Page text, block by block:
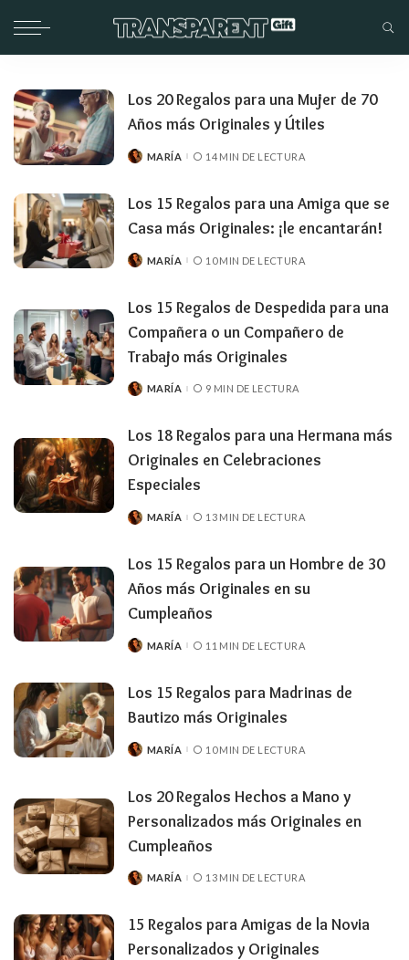
Los 20 Regalos para una Mujer de 70
Años más Originales y Útiles
PUBLICADO
MARÍA 14 MIN DE LECTURA
Los 15 Regalos para una Amiga que se
Casa más Originales: ¡le encantarán!
PUBLICADO
MARÍA 10 MIN DE LECTURA
Los 15 Regalos de Despedida para una
Compañera o un Compañero de
Trabajo más Originales
PUBLICADO
MARÍA 9 MIN DE LECTURA
Los 18 Regalos para una Hermana más
Originales en Celebraciones
Especiales
PUBLICADO
MARÍA 13 MIN DE LECTURA
Los 15 Regalos para un Hombre de 30
Años más Originales en su
Cumpleaños
PUBLICADO
MARÍA 11 MIN DE LECTURA
Los 15 Regalos para Madrinas de
Bautizo más Originales
PUBLICADO
MARÍA 10 MIN DE LECTURA
Los 20 Regalos Hechos a Mano y
Personalizados más Originales en
Cumpleaños
PUBLICADO
MARÍA 13 MIN DE LECTURA
15 Regalos para Amigas de la Novia
Personalizados y Originales